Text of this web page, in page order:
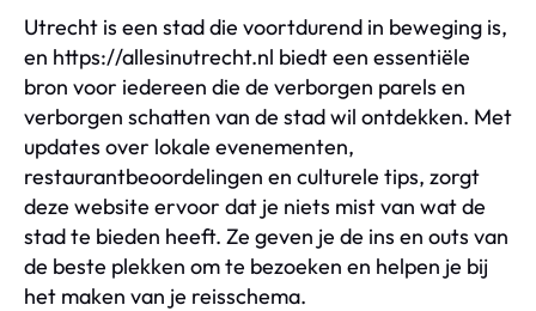
Utrecht is een stad die voortdurend in beweging is,
en https://allesinutrecht.nl biedt een essentiële
bron voor iedereen die de verborgen parels en
verborgen schatten van de stad wil ontdekken. Met
updates over lokale evenementen,
restaurantbeoordelingen en culturele tips, zorgt
deze website ervoor dat je niets mist van wat de
stad te bieden heeft. Ze geven je de ins en outs van
de beste plekken om te bezoeken en helpen je bij
het maken van je reisschema.